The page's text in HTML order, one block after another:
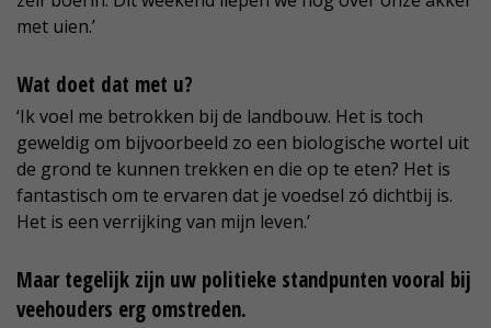
met uien.’
Wat doet dat met u?
‘Ik voel me betrokken bij de landbouw. Het is toch
geweldig om bijvoorbeeld zo een biologische wortel uit
de grond te kunnen trekken en die op te eten? Het is
fantastisch om te ervaren dat je voedsel zó dichtbij is.
Het is een verrijking van mijn leven.’
Maar tegelijk zijn uw politieke standpunten vooral bij
veehouders erg omstreden.